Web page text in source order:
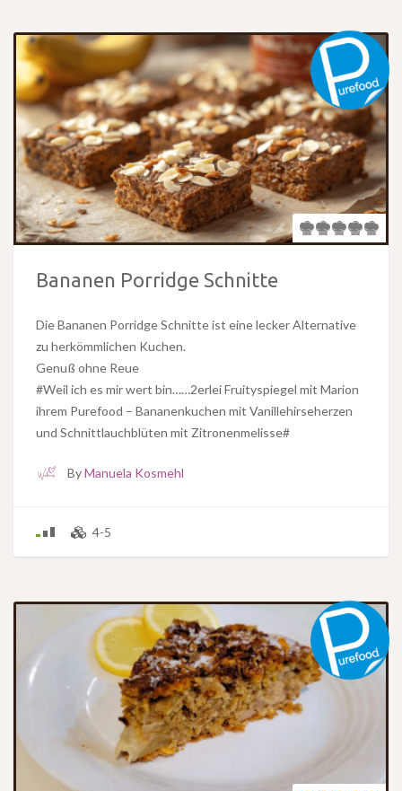
Bananen Porridge Schnitte
Die Bananen Porridge Schnitte ist eine lecker Alternative
zu herkömmlichen Kuchen.
Genuß ohne Reue
#Weil ich es mir wert bin……2erlei Fruityspiegel mit Marion
ihrem Purefood – Bananenkuchen mit Vanillehirseherzen
und Schnittlauchblüten mit Zitronenmelisse#
ByManuela Kosmehl
4-5